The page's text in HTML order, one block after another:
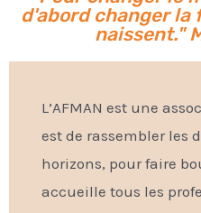
d'abord changer la
naissent."
L’AFMAN est une
est de rassembler les
horizons, pour faire
accueille tous les